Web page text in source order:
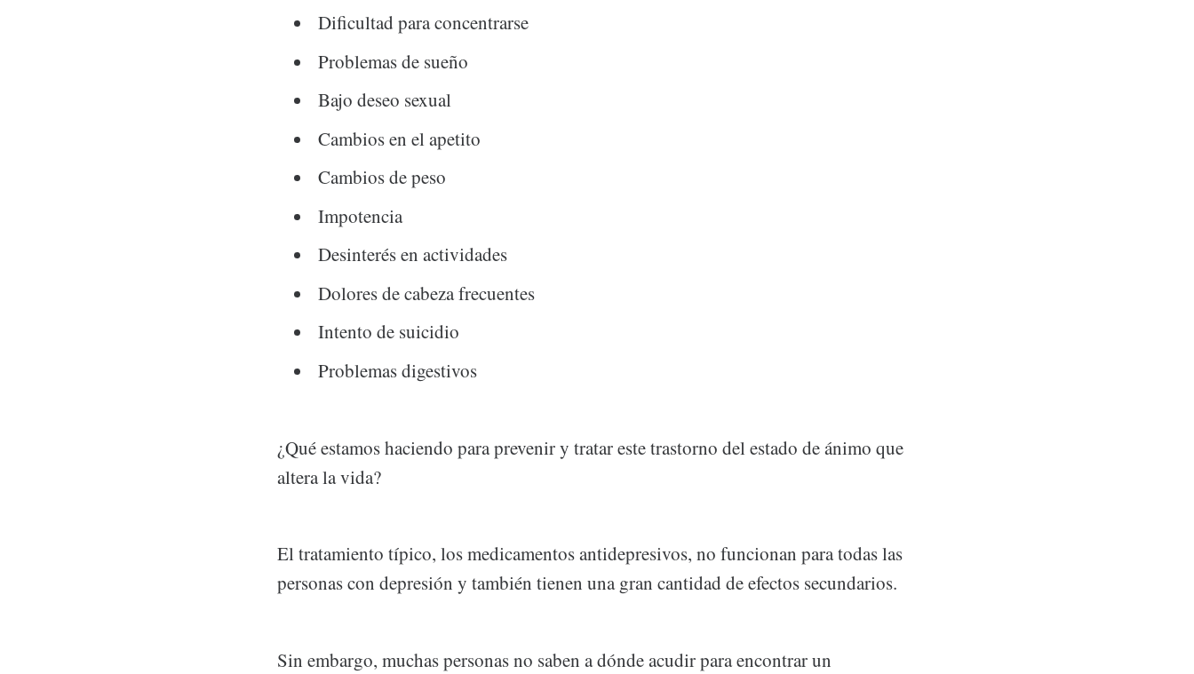
Dificultad para concentrarse
Problemas de sueño
Bajo deseo sexual
Cambios en el apetito
Cambios de peso
Impotencia
Desinterés en actividades
Dolores de cabeza frecuentes
Intento de suicidio
Problemas digestivos
¿Qué estamos haciendo para prevenir y tratar este trastorno del estado de ánimo que
altera la vida?
El tratamiento típico, los medicamentos antidepresivos, no funcionan para todas las
personas con depresión y también tienen una gran cantidad de efectos secundarios.
Sin embargo, muchas personas no saben a dónde acudir para encontrar un